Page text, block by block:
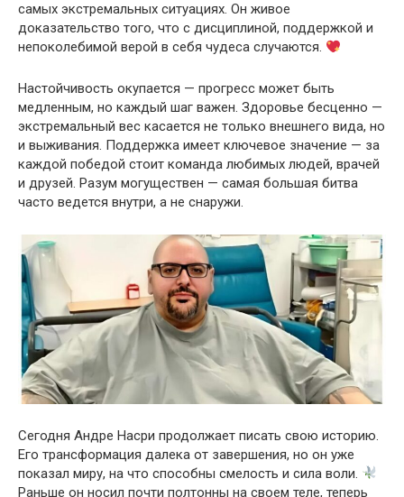
самых экстремальных ситуациях. Он живое
доказательство того, что с дисциплиной, поддержкой и
непоколебимой верой в себя чудеса случаются.
Настойчивость окупается — прогресс может быть
медленным, но каждый шаг важен. Здоровье бесценно —
экстремальный вес касается не только внешнего вида, но
и выживания. Поддержка имеет ключевое значение — за
каждой победой стоит команда любимых людей, врачей
и друзей. Разум могуществен — самая большая битва
часто ведется внутри, а не снаружи.
Сегодня Андре Насри продолжает писать свою историю.
Его трансформация далека от завершения, но он уже
показал миру, на что способны смелость и сила воли.
Раньше он носил почти полтонны на своем теле, теперь